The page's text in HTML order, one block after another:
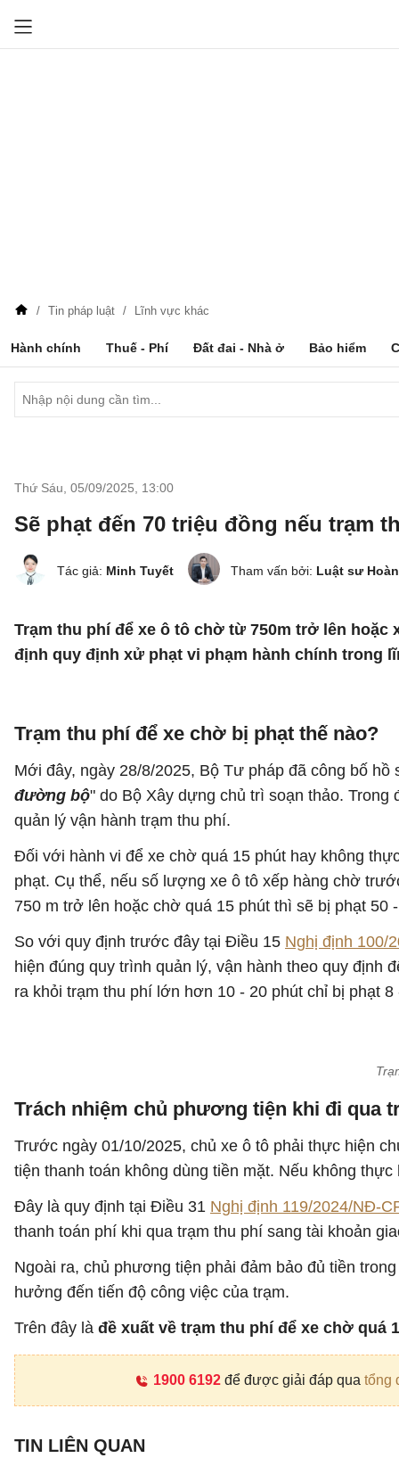
Tin pháp luật Lĩnh vực khác
Hành chính Thuế - Phí Đất đai - Nhà ở Bảo hiểm
Thứ Sáu, 05/09/2025 13:00
Sẽ phạt đến 70 triệu đồng nếu trạm
Tác giả: Minh Tuyết Tham vấn bởi: Luật sư
Trạm thu phí để xe ô tô chờ từ 750m trở lên
định quy định xử phạt vi phạm hành chính trong
Trạm thu phí để xe chờ bị phạt thế nào?
Mới đây, ngày 28/8/2025, Bộ Tư pháp đã công bố hồ
đường bộ" do Bộ Xây dựng chủ trì soạn thảo.
quản lý vận hành trạm thu phí.
Đối với hành vi để xe chờ quá 15 phút hay không
phạt. Cụ thể, nếu số lượng xe ô tô xếp hàng chờ
750 m trở lên hoặc chờ quá 15 phút thì sẽ bị phạt 50
So với quy định trước đây tại Điều 15 Nghị định 100/
hiện đúng quy trình quản lý, vận hành theo quy định
ra khỏi trạm thu phí lớn hơn 10 - 20 phút chỉ bị phạt 8
Trách nhiệm chủ phương tiện khi đi qua
Trước ngày 01/10/2025, chủ xe ô tô phải thực hiện
tiện thanh toán không dùng tiền mặt. Nếu không
Đây là quy định tại Điều 31 Nghị định 119/2024/NĐ-
thanh toán phí khi qua trạm thu phí sang tài khoản
Ngoài ra, chủ phương tiện phải đảm bảo đủ tiền
hưởng đến tiến độ công việc của trạm.
Trên đây là đề xuất về trạm thu phí để xe chờ quá
1900 6192để được giải đáp qua tổng
TIN LIÊN QUAN